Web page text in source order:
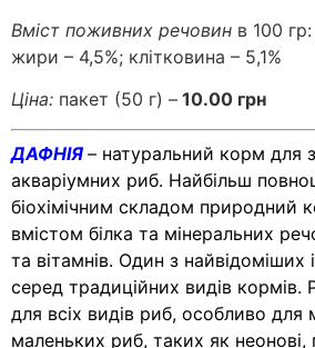
Вміст поживних речовин в 100
жири – 4,5%; клітковина – 5,1%
Ціна: пакет (50 г) – 10.00 грн
ДАФНІЯ – натуральний корм для
акваріумних риб. Найбільш
біохімічним складом природний
вмістом білка та мінеральних
та вітамнів. Один з найвідоміших
серед традиційних видів кормів.
для всіх видів риб, особливо для
маленьких риб, таких як неонові,